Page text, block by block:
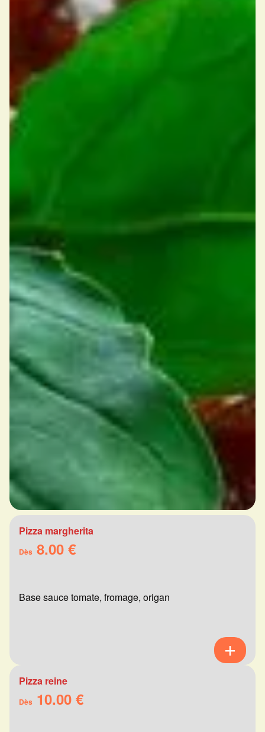
Pizza margherita
Dès 8.00 €
Base sauce tomate, fromage, origan
Pizza reine
Dès 10.00 €